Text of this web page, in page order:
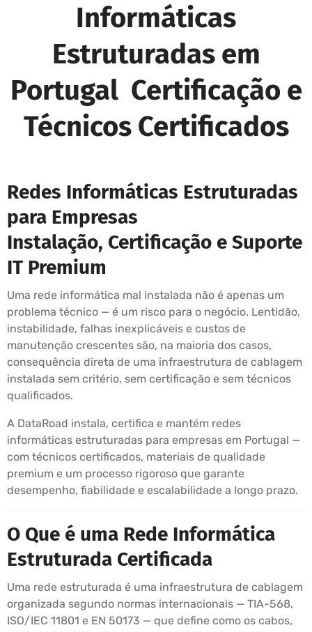
Informáticas
Estruturadas em
Portugal Certificação e
Técnicos Certificados
Redes Informáticas Estruturadas
para Empresas
Instalação, Certificação e Suporte
IT Premium
Uma rede informática mal instalada não é apenas um
problema técnico — é um risco para o negócio. Lentidão,
instabilidade, falhas inexplicáveis e custos de
manutenção crescentes são, na maioria dos casos,
consequência direta de uma infraestrutura de cablagem
instalada sem critério, sem certificação e sem técnicos
qualificados.
A DataRoad instala, certifica e mantém redes
informáticas estruturadas para empresas em Portugal —
com técnicos certificados, materiais de qualidade
premium e um processo rigoroso que garante
desempenho, fiabilidade e escalabilidade a longo prazo.
O Que é uma Rede Informática
Estruturada Certificada
Uma rede estruturada é uma infraestrutura de cablagem
organizada segundo normas internacionais — TIA-568,
ISO/IEC 11801 e EN 50173 — que define como os cabos,